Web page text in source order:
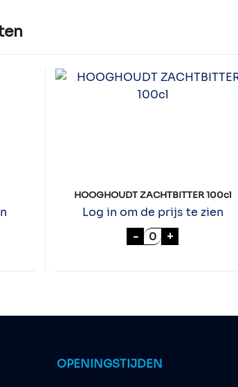
70cl aantal
HOOGHOUDT ZACHTBITTER 100cl
Log in om de prijs te zien
- HOOGHOUDT
+
OPENINGSTIJDEN